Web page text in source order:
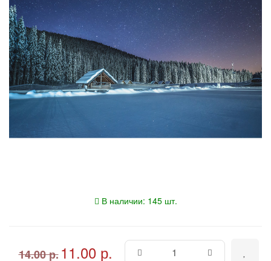
В наличии: 145 шт.
14.00 р. 11.00 р.